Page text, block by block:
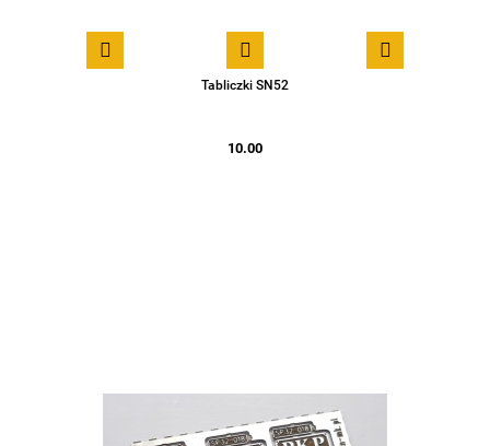
Tabliczki SN52
10.00